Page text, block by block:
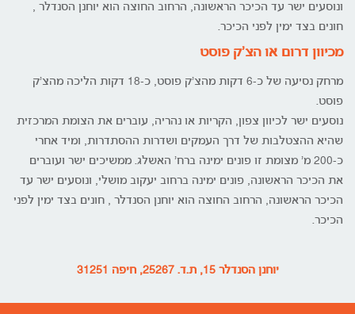
ונוסעים ישר עד הכיכר הראשונה, הרחוב החוצה הוא יוחנן הסנדלר ,
חונים בצד ימין לפני הכיכר.
מכיוון דרום או הצ'ק פוסט
מרחק נסיעה של כ-6 דקות מהצ'ק פוסט, כ-18 דקות הליכה מהצ'ק
פוסט.
נוסעים ישר לכיוון צפון, הקריות או נהריה, עוברים את הצומת המרכזית
שהיא ההצטלבות של דרך העמקים ושדרות ההסתדרות, ומיד אחרי
כ-200 מ' מצומת זו פונים ימינה ברח' האשלג. ממשיכים ישר ועוברים
את הכיכר הראשונה, פונים ימינה ברחוב יעקוב מושלי, ונוסעים ישר עד
הכיכר הראשונה, הרחוב החוצה הוא יוחנן הסנדלר , חונים בצד ימין לפני
הכיכר.
יוחנן הסנדלר 15, ת.ד. 25267, חיפה 31251